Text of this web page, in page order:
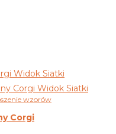
Widok Siatki
Widok Siatki
wzorów
Corgi